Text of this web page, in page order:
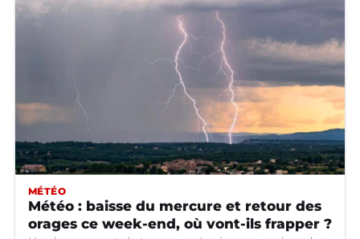
MÉTÉO
Météo : baisse du mercure et retour des
orages ce week-end, où vont-ils frapper ?